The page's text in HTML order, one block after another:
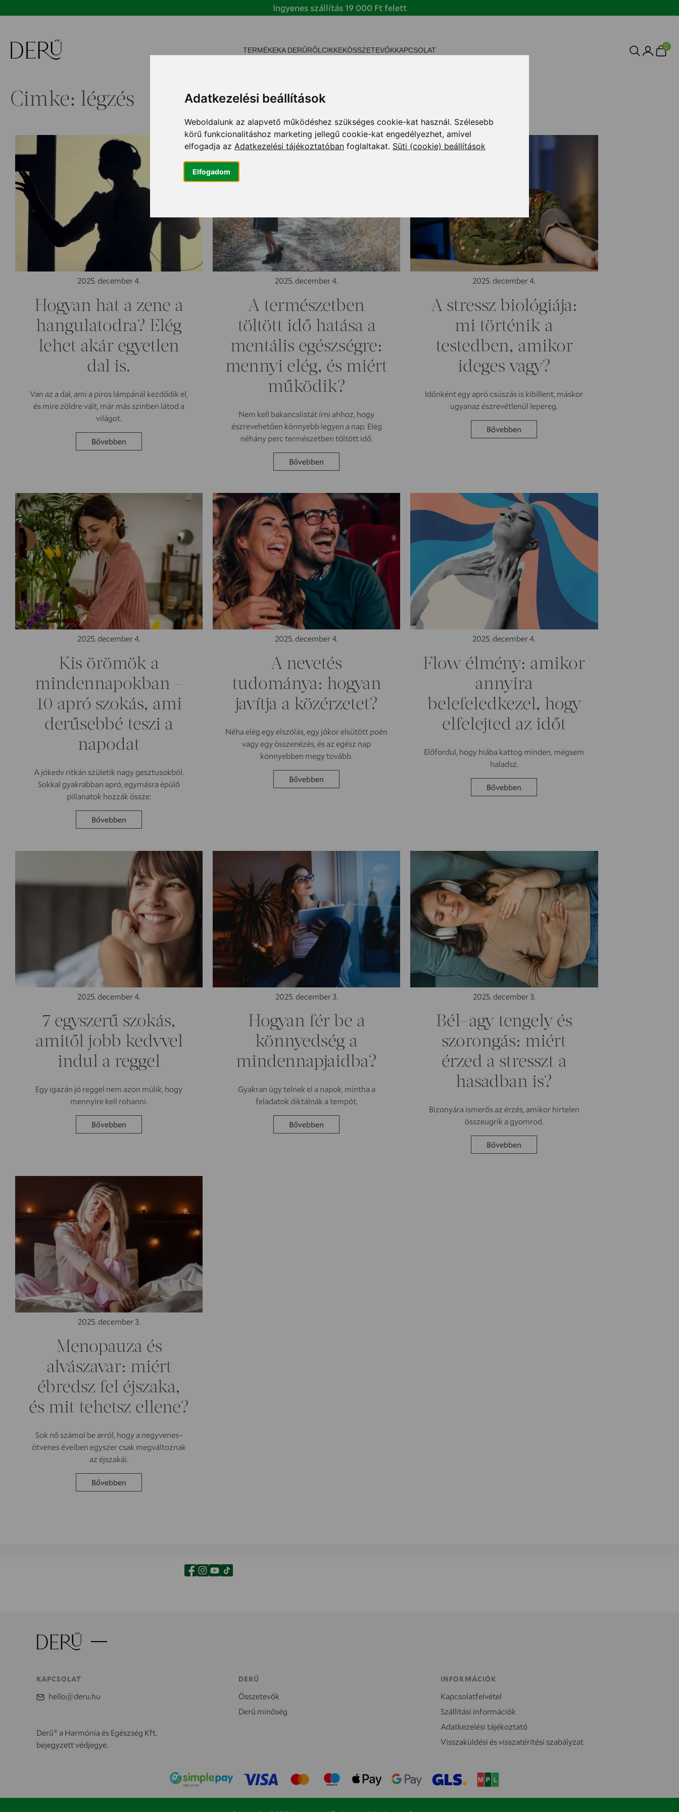
Adatkezelési beállítások
Weboldalunk az alapvető működéshez szükséges cookie-kat használ. Szélesebb
körű funkcionalitáshoz marketing jellegű cookie-kat engedélyezhet, amivel
elfogadja az Adatkezelési tájékoztatóban foglaltakat. Süti (cookie) beállítások
Elfogadom
a
Ingyenes szállítás 19 000 Ft felett
TERMÉKEKA DERŰRŐL CIKKEKÖSSZETEVŐKKAPCSOLAT 0
Cimke: légzés
2025. december 4.
Hogyan hat a zene a
hangulatodra? Elég
lehet akár egyetlen
dal is.
Van az a dal, ami a piros lámpánál kezdődik el,
és mire zöldre vált, már más színben látod a
világot.
Bővebben
2025. december 4.
A természetben
töltött idő hatása a
mentális egészségre:
mennyi elég, és miért
működik?
Nem kell bakancslistát írni ahhoz, hogy
észrevehetően könnyebb legyen a nap. Elég
néhány perc természetben töltött idő.
Bővebben
2025. december 4.
A stressz biológiája:
mi történik a
testedben, amikor
ideges vagy?
Időnként egy apró csúszás is kibillent, máskor
ugyanaz észrevétlenül lepereg.
Bővebben
2025. december 4.
Kis örömök a
mindennapokban –
10 apró szokás, ami
derűsebbé teszi a
napodat
A jókedv ritkán születik nagy gesztusokból.
Sokkal gyakrabban apró, egymásra épülő
pillanatok hozzák össze:
Bővebben
2025. december 4.
A nevetés
tudománya: hogyan
javítja a közérzetet?
Néha elég egy elszólás, egy jókor elsütött poén
vagy egy összenézés, és az egész nap
könnyebben megy tovább.
Bővebben
2025. december 4.
Flow élmény: amikor
annyira
belefeledkezel, hogy
elfelejted az időt
Előfordul, hogy hiába kattog minden, mégsem
haladsz.
Bővebben
2025. december 4.
7 egyszerű szokás,
amitől jobb kedvvel
indul a reggel
Egy igazán jó reggel nem azon múlik, hogy
mennyire kell rohanni.
Bővebben
2025. december 3.
Hogyan fér be a
könnyedség a
mindennapjaidba?
Gyakran úgy telnek el a napok, mintha a
feladatok diktálnák a tempót.
Bővebben
2025. december 3.
Bél–agy tengely és
szorongás: miért
érzed a stresszt a
hasadban is?
Bizonyára ismerős az érzés, amikor hirtelen
összeugrik a gyomrod.
Bővebben
2025. december 3.
Menopauza és
alvászavar: miért
ébredsz fel éjszaka,
és mit tehetsz ellene?
Sok nő számol be arról, hogy a negyvenes–
ötvenes éveiben egyszer csak megváltoznak
az éjszakái.
Bővebben
KAPCSOLAT
hello@deru.hu
Derű® a Harmónia és Egészség Kft.
bejegyzett védjegye.
DERŰ
Összetevők
Derű minőség
INFORMÁCIÓK
Kapcsolatfelvétel
Szállítási információk
Adatkezelési tájékoztató
Visszaküldési és visszatérítési szabályzat